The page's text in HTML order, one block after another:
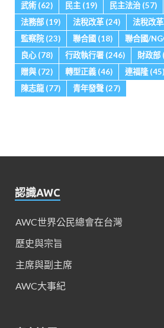
武術(62) 民主 (19) 民主法治 (57)
法務部 (19) 法稅改革(24) 法稅改
監察院(23) 聯合國 (18) 聯合國/
良心(78) 行政執行署 (246) 財政部
贈與(72) 轉型正義(46) 連福隆(45)
陳志龍(77) 青年發聲 (27)
認識AWC
AWC世界公民總會在台灣
歷史與宗旨
主席與副主席
AWC大事紀